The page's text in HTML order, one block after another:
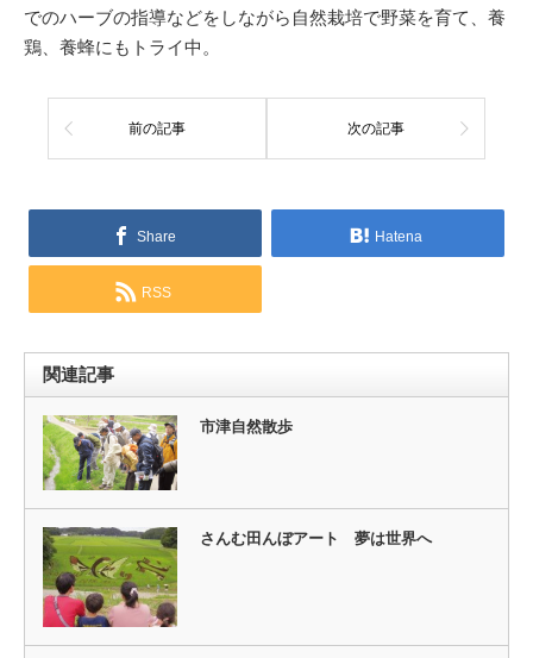
でのハーブの指導などをしながら自然栽培で野菜を育て、養
鶏、養蜂にもトライ中。
前の記事 次の記事
Share Hatena
RSS
関連記事
市津自然散歩
さんむ田んぼアート 夢は世界へ